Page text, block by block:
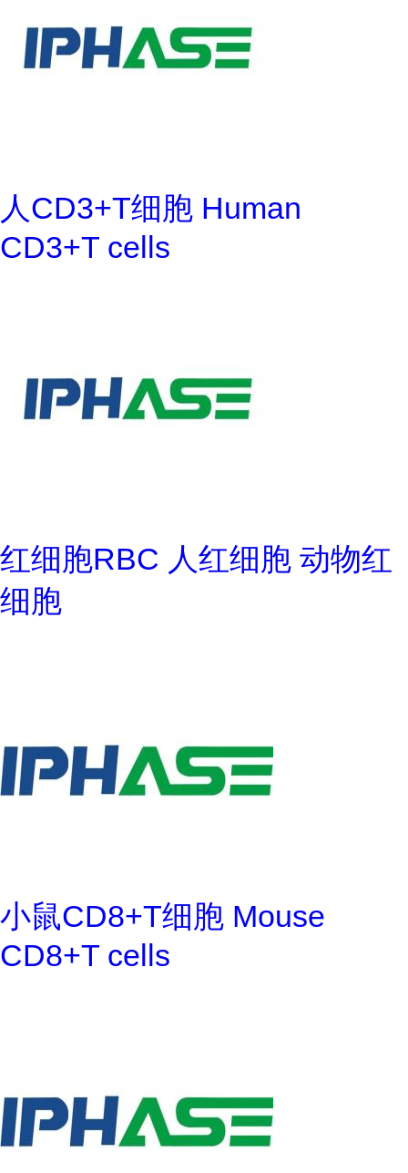
人CD3+T细胞 Human
CD3+T cells
红细胞RBC 人红细胞 动物红
细胞
小鼠CD8+T细胞 Mouse
CD8+T cells